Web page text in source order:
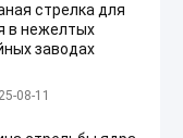
стрелка для
в нежелтых
заводах
стрельбы ядра песк
08-11